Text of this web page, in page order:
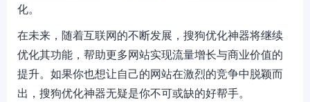
化。
在未来，随着互联网的不断发展，搜狗优化神器将继续
优化其功能，帮助更多网站实现流量增长与商业价值的
提升。如果你也想让自己的网站在激烈的竞争中脱颖而
出，搜狗优化神器无疑是你不可或缺的好帮手。